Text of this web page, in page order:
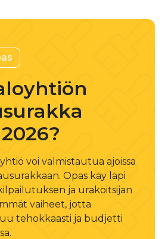
voi valmistautua ajoissa
Opas käy läpi
ja urakoitsijan
vaiheet, jotta
tehokkaasti ja budjetti